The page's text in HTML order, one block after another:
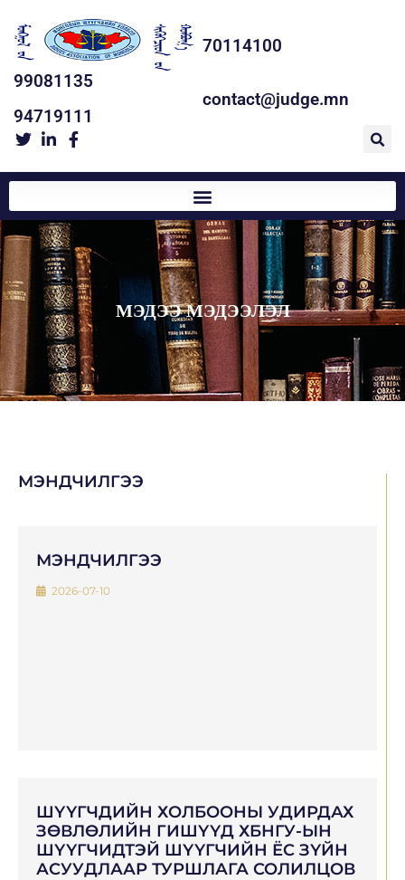
70114100
99081135
94719111
contact@judge.mn
МЭДЭЭ МЭДЭЭЛЭЛ
МЭНДЧИЛГЭЭ
МЭНДЧИЛГЭЭ
2026-07-10
ШҮҮГЧДИЙН ХОЛБООНЫ УДИРДАХ
ЗӨВЛӨЛИЙН ГИШҮҮД ХБНГУ-ЫН
ШҮҮГЧИДТЭЙ ШҮҮГЧИЙН ЁС ЗҮЙН
АСУУДЛААР ТУРШЛАГА СОЛИЛЦОВ